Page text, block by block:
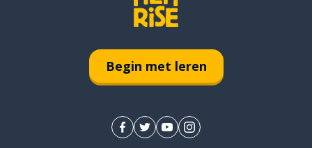
Begin met leren